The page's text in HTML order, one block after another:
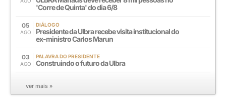
'Corre de Quinta' do dia 6/8
05
AGO
DIÁLOGO
Presidente da Ulbra recebe visita institucional do
ex-ministro Carlos Marun
03
AGO
PALAVRA DO PRESIDENTE
Construindo o futuro da Ulbra
ver mais »